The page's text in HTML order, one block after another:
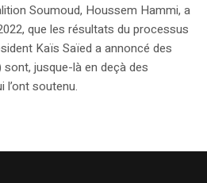
Soumoud, Houssem Hammi, a
que les résultats du processus
Kaïs Saïed a annoncé des
jusque-là en deçà des
l’ont soutenu.